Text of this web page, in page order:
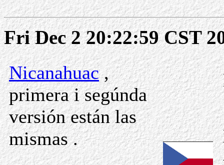
Fri Dec 2 20:22:59 CST
Nicanahuac,
primera i segúnda
versión están las
mismas .